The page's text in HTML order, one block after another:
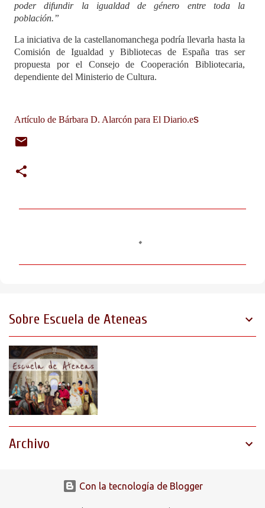
poder difundir la igualdad de género entre toda la
población.”
La iniciativa de la castellanomanchega podría llevarla hasta la
Comisión de Igualdad y Bibliotecas de España tras ser
propuesta por el Consejo de Cooperación Bibliotecaria,
dependiente del Ministerio de Cultura.
Artículo de Bárbara D. Alarcón para El Diario.es
a
r
i
o
s
Sobre Escuela de Ateneas
Archivo
Con la tecnología de Blogger